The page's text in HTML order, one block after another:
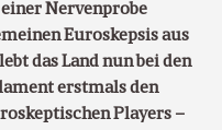
Nervenprobe
Euroskepsis aus
das Land nun bei den
erstmals den
Players –